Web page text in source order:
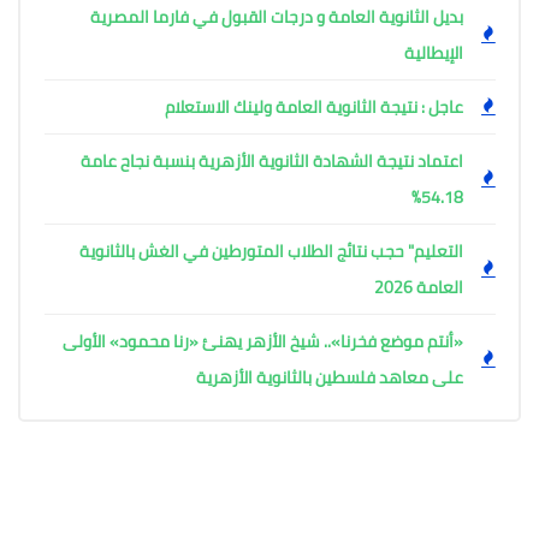
بديل الثانوية العامة و درجات القبول في فارما المصرية
الإيطالية
عاجل : نتيجة الثانوية العامة ولينك الاستعلام
اعتماد نتيجة الشهادة الثانوية الأزهرية بنسبة نجاح عامة
54.18%
التعليم" حجب نتائج الطلاب المتورطين في الغش بالثانوية
العامة 2026
«أنتم موضع فخرنا».. شيخ الأزهر يهنئ «رنا محمود» الأولى
على معاهد فلسطين بالثانوية الأزهرية